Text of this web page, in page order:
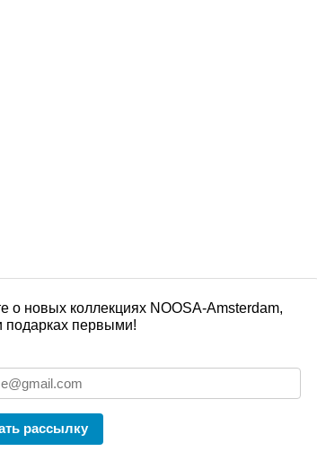
о новых коллекциях NOOSA-Amsterdam,
подарках первыми!
рассылку